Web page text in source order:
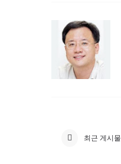
최근 게시물